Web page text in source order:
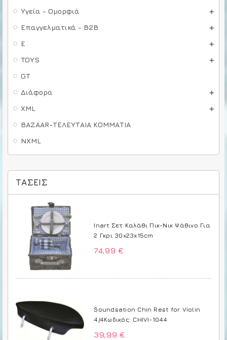
Υγεία - Ομορφιά
Επαγγελματικά - B2B
E
TOYS
GT
Διάφορα
XML
BAZAAR-ΤΕΛΕΥΤΑΙΑ ΚΟΜΜΑΤΙΑ
NXML
ΤΆΣΕΙΣ
Inart Σετ Καλάθι Πικ-Νικ Ψάθινο Για
2 Γκρι 30x23x15cm
74,99 €
Soundsation Chin Rest for Violin
4/4Κωδικός: CHIVI-1044
39,99 €